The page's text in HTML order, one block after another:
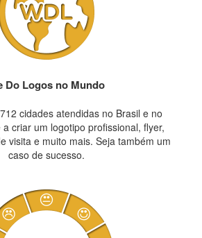
Do Logos no Mundo
cidades atendidas no Brasil e no
criar um logotipo profissional, flyer,
visita e muito mais. Seja também um
caso de sucesso.